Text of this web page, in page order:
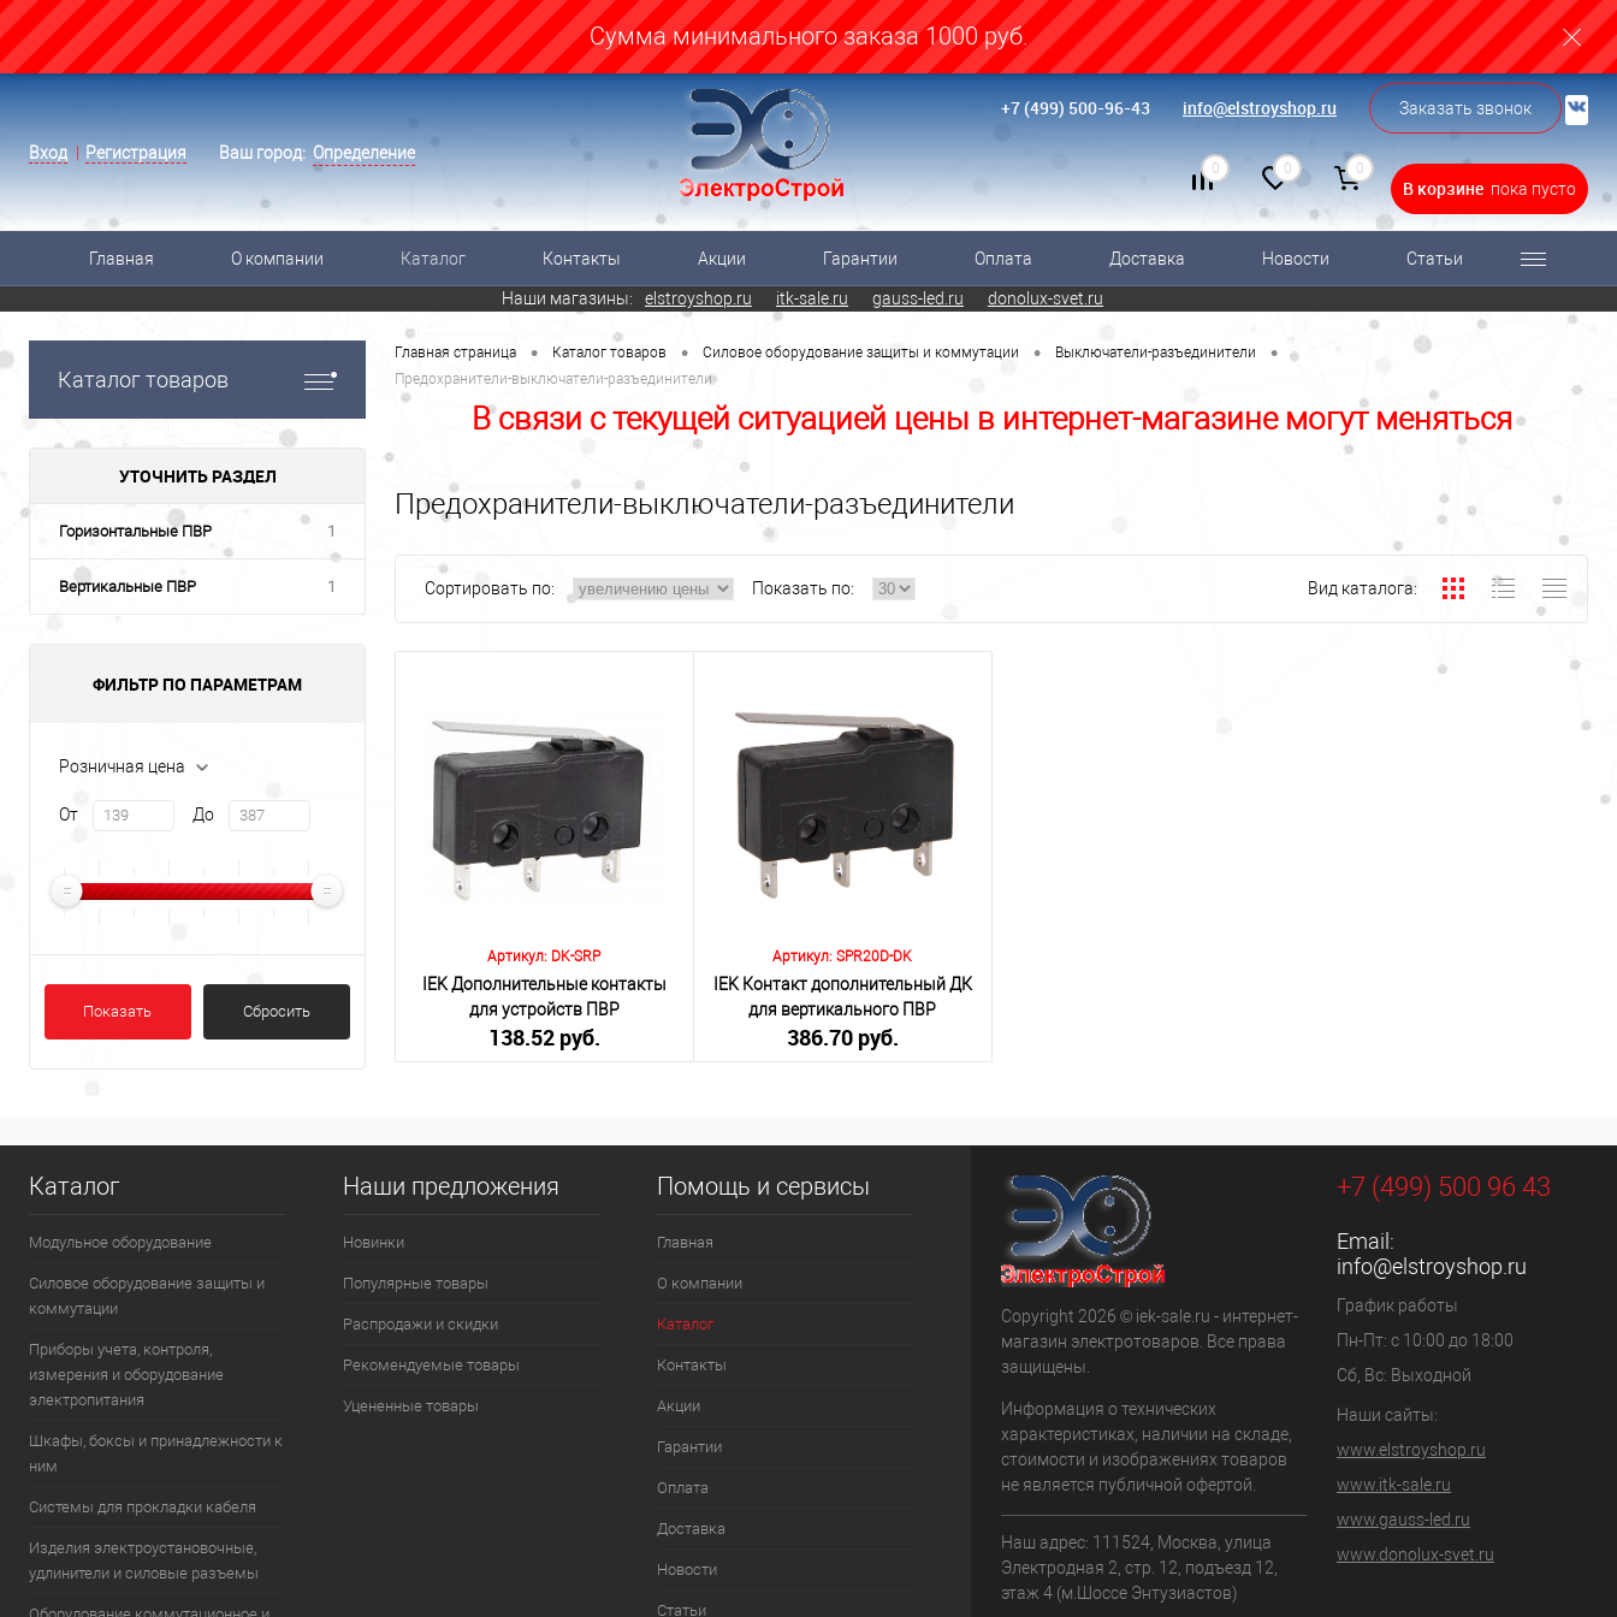
Cумма минимального заказа 1000 руб.
Вход Регистрация Ваш город: Определение
+7 (499) 500-96-43 info@elstroyshop.ru Заказать звонок
0 0 0
В корзине пока пусто
Главная О компании Каталог Контакты Акции Гарантии Оплата Доставка Новости Статьи
Наши магазины: elstroyshop.ru itk-sale.ru gauss-led.ru donolux-svet.ru
Каталог товаров
УТОЧНИТЬ РАЗДЕЛ
Горизонтальные ПВР 1
Вертикальные ПВР 1
ФИЛЬТР ПО ПАРАМЕТРАМ
Розничная цена
От До
Показать Сбросить
Главная страница • Каталог товаров • Силовое оборудование защиты и коммутации • Выключатели-разъединители •
Предохранители-выключатели-разъединители
В связи с текущей ситуацией цены в интернет-магазине могут меняться
Предохранители-выключатели-разъединители
Сортировать по: Показать по: Вид каталога:
Артикул: DK-SRP
IEK Дополнительные контакты
для устройств ПВР
138.52 руб.
В корзину
В избранное
Артикул: SPR20D-DK
IEK Контакт дополнительный ДК
для вертикального ПВР
386.70 руб.
В корзину
В избранное
Каталог
Модульное оборудование
Силовое оборудование защиты и
коммутации
Приборы учета, контроля,
измерения и оборудование
электропитания
Шкафы, боксы и принадлежности к
ним
Системы для прокладки кабеля
Изделия электроустановочные,
удлинители и силовые разъемы
Наши предложения
Новинки
Популярные товары
Распродажи и скидки
Рекомендуемые товары
Уцененные товары
Помощь и сервисы
Главная
О компании
Каталог
Контакты
Акции
Гарантии
Оплата
Доставка
Новости
Статьи
Copyright 2026 © iek-sale.ru - интернет-
магазин электротоваров. Все права
защищены.
Информация о технических
характеристиках, наличии на складе,
стоимости и изображениях товаров
не является публичной офертой.
Наш адрес: 111524, Москва, улица
Электродная 2, стр. 12, подъезд 12,
этаж 4 (м.Шоссе Энтузиастов)
+7 (499) 500 96 43
Email:
info@elstroyshop.ru
График работы
Пн-Пт: с 10:00 до 18:00
Сб, Вс: Выходной
Наши сайты:
www.elstroyshop.ru
www.itk-sale.ru
www.gauss-led.ru
www.donolux-svet.ru